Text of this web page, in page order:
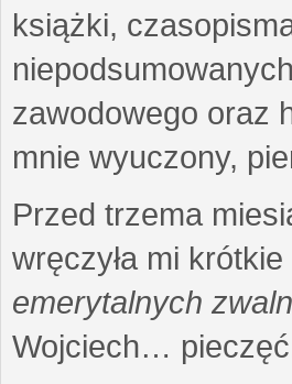
książki,
zawodowego oraz
mnie wyuczony,
Przed trzema
wręczyła mi
emerytalnych
Wojciech…